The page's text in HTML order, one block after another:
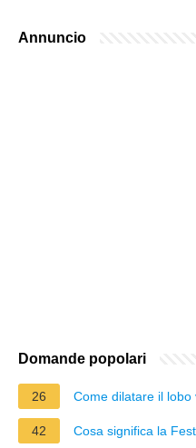
Annuncio
Domande popolari
26 Come dilatare il lobo
42 Cosa significa la